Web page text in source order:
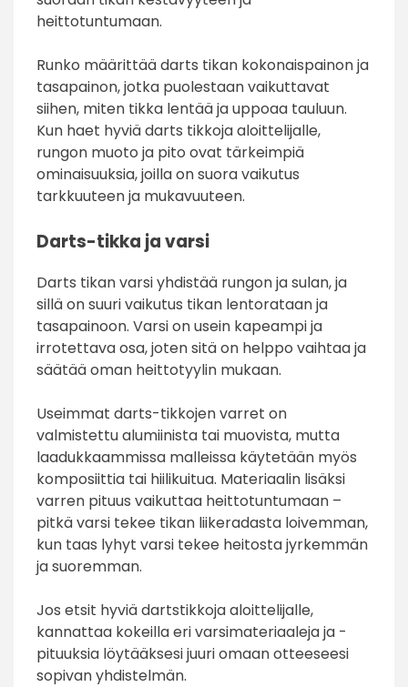
heittotuntumaan.
Runko määrittää darts tikan kokonaispainon ja
tasapainon, jotka puolestaan vaikuttavat
siihen, miten tikka lentää ja uppoaa tauluun.
Kun haet hyviä darts tikkoja aloittelijalle,
rungon muoto ja pito ovat tärkeimpiä
ominaisuuksia, joilla on suora vaikutus
tarkkuuteen ja mukavuuteen.
Darts-tikka ja varsi
Darts tikan varsi yhdistää rungon ja sulan, ja
sillä on suuri vaikutus tikan lentorataan ja
tasapainoon. Varsi on usein kapeampi ja
irrotettava osa, joten sitä on helppo vaihtaa ja
säätää oman heittotyylin mukaan.
Useimmat darts-tikkojen varret on
valmistettu alumiinista tai muovista, mutta
laadukkaammissa malleissa käytetään myös
komposiittia tai hiilikuitua. Materiaalin lisäksi
varren pituus vaikuttaa heittotuntumaan –
pitkä varsi tekee tikan liikeradasta loivemman,
kun taas lyhyt varsi tekee heitosta jyrkemmän
ja suoremman.
Jos etsit hyviä dartstikkoja aloittelijalle,
kannattaa kokeilla eri varsimateriaaleja ja -
pituuksia löytääksesi juuri omaan otteeseesi
sopivan yhdistelmän.